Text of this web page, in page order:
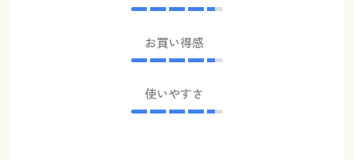
お買い得感
使いやすさ